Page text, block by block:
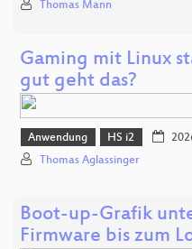
Thomas Mann
Gaming mit Linux
gut geht das?
Anwendung HS i2
Thomas Aglassinger
Boot-up-Grafik
Firmware bis zum